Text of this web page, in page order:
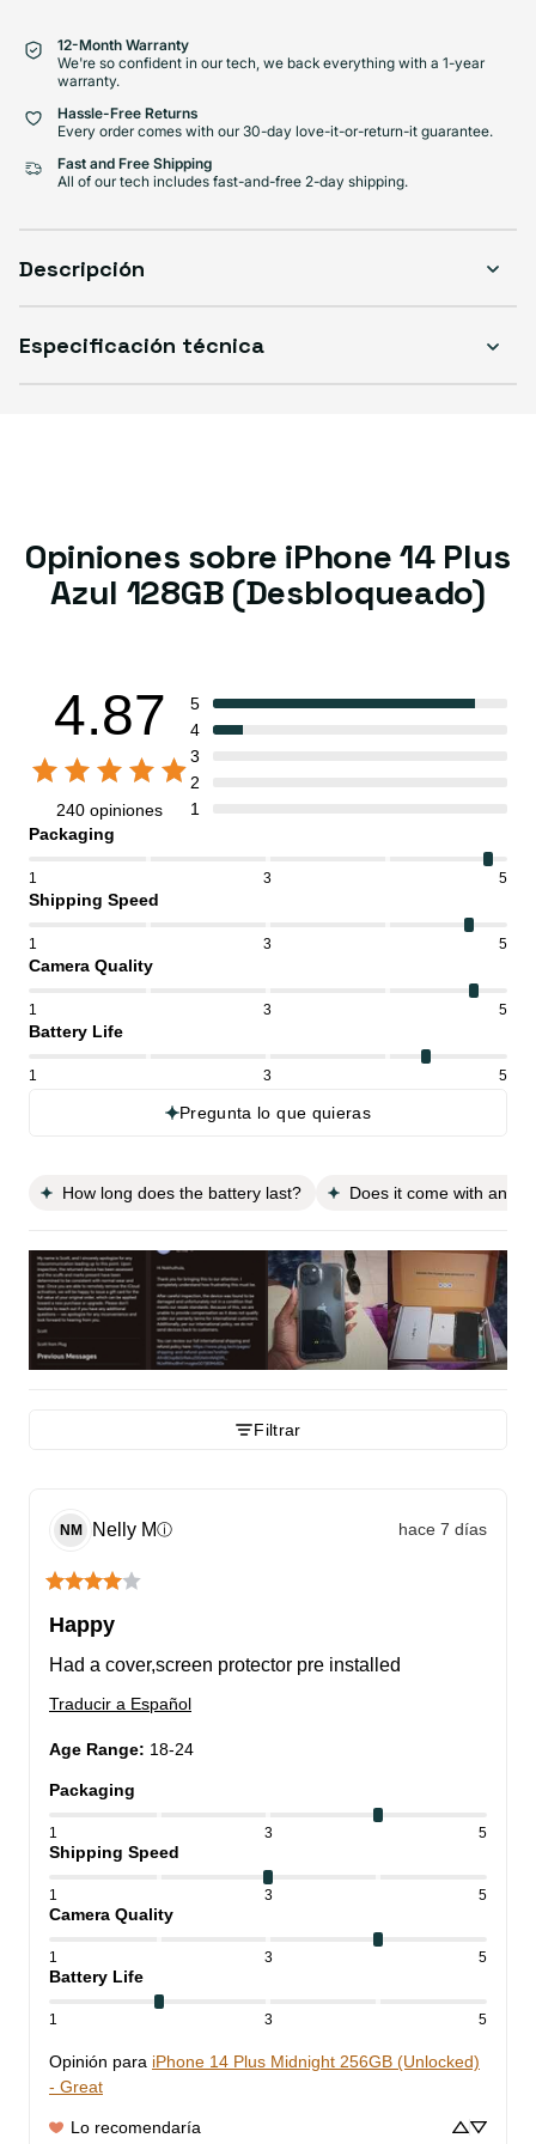
12-Month Warranty
We're so confident in our tech, we back everything with a 1-year
warranty.
Hassle-Free Returns
Every order comes with our 30-day love-it-or-return-it guarantee.
Fast and Free Shipping
All of our tech includes fast-and-free 2-day shipping.
Descripción
Especificación técnica
Opiniones sobre iPhone 14 Plus
Azul 128GB (Desbloqueado)
4.87
240 opiniones
5
4
3
2
1
Packaging
1 3 5
Shipping Speed
1 3 5
Camera Quality
1 3 5
Battery Life
1 3 5
Pregunta lo que quieras
How long does the battery last? Does it come with any
Filtrar
NM Nelly Mⓘ hace 7 días
Happy
Had a cover,screen protector pre installed
Traducir a Español
Age Range: 18-24
Packaging
1 3 5
Shipping Speed
1 3 5
Camera Quality
1 3 5
Battery Life
1 3 5
Opinión para iPhone 14 Plus Midnight 256GB (Unlocked)
- Great
Lo recomendaría